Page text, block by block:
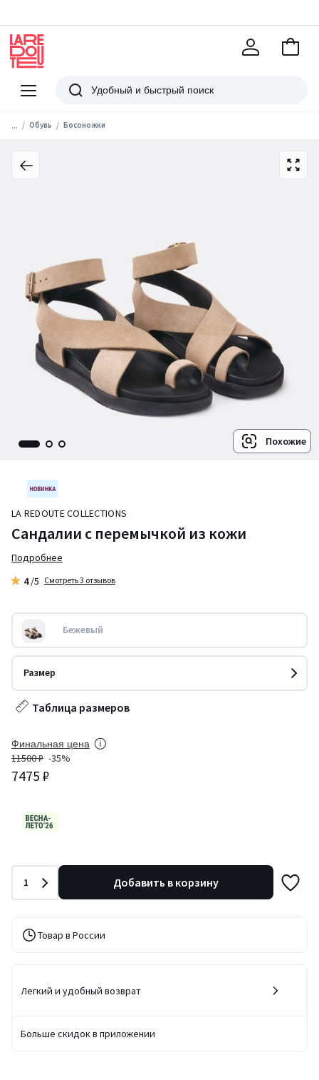
Меню
Redoute
Поиск
В
... Обувь Босоножки
Похожие
LA REDOUTE COLLECTIONS
Сандалии с перемычкой из кожи
Подробнее
4 /5 Смотреть 3 отзывов
Бежевый
Размер
Таблица размеров
Финальная цена
11500 ₽ -35%
7475 ₽
Количество
1 Добавить в корзину
Товар в России
Легкий и удобный возврат
Больше скидок в приложении